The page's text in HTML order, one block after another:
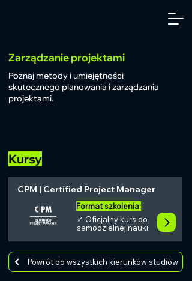
Zarządzanie projektami
Poznaj metody i umiejętności
skutecznego planowania i zarządzania
projektami.
Kursy
CPM | Certified Project Manager
Format szkolenia:
✓ Oficjalny kurs do
samodzielnej nauki
Powrót do wszystkich kierunków studiów